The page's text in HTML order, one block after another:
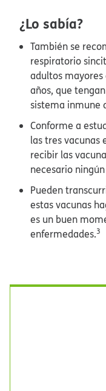
¿Lo sabía?​​
También se
respiratorio
adultos mayores
años, que
sistema inmune
Conforme a
las tres vacunas
recibir las
necesario
Pueden
estas vacunas
es un buen
enfermedades.3